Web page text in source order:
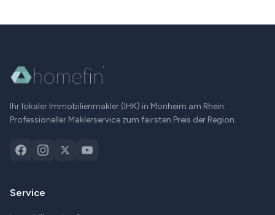
Ihr lokaler Immobilienmakler (IHK) in Monheim am Rhein.
Professioneller Maklerservice zum fairsten Preis der Region.
Service